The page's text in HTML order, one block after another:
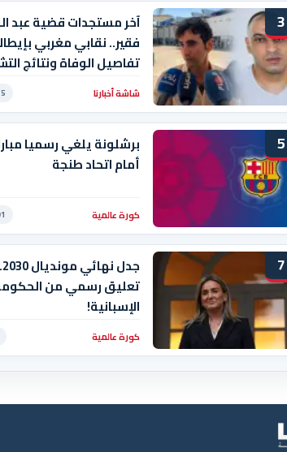
3
آخر مستجدات قضية عبد
فقير.. نقابي مغربي
تفاصيل الوفاة ونتائج
شاشة أخبارنا
5
برشلونة يلغي رسميا
أمام اتحاد طنجة
كورة عالمية
7
تعليق رسمي من
الإسبانية!
كورة عالمية